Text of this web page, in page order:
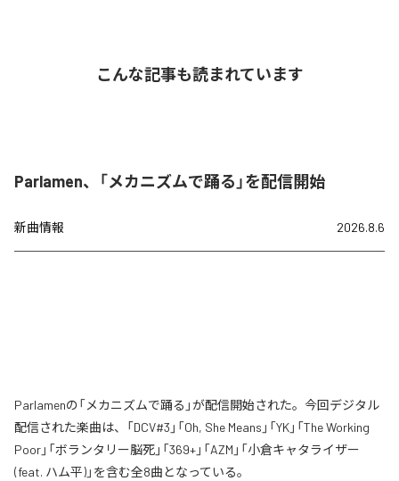
こんな記事も読まれています
Parlamen、「メカニズムで踊る」を配信開始
新曲情報 2026.8.6
Parlamenの「メカニズムで踊る」が配信開始された。今回デジタル
配信された楽曲は、「DCV#3」「Oh, She Means」「YK」「The Working
Poor」「ボランタリー脳死」「369+」「AZM」「小倉キャタライザー
(feat. ハム平)」を含む全8曲となっている。